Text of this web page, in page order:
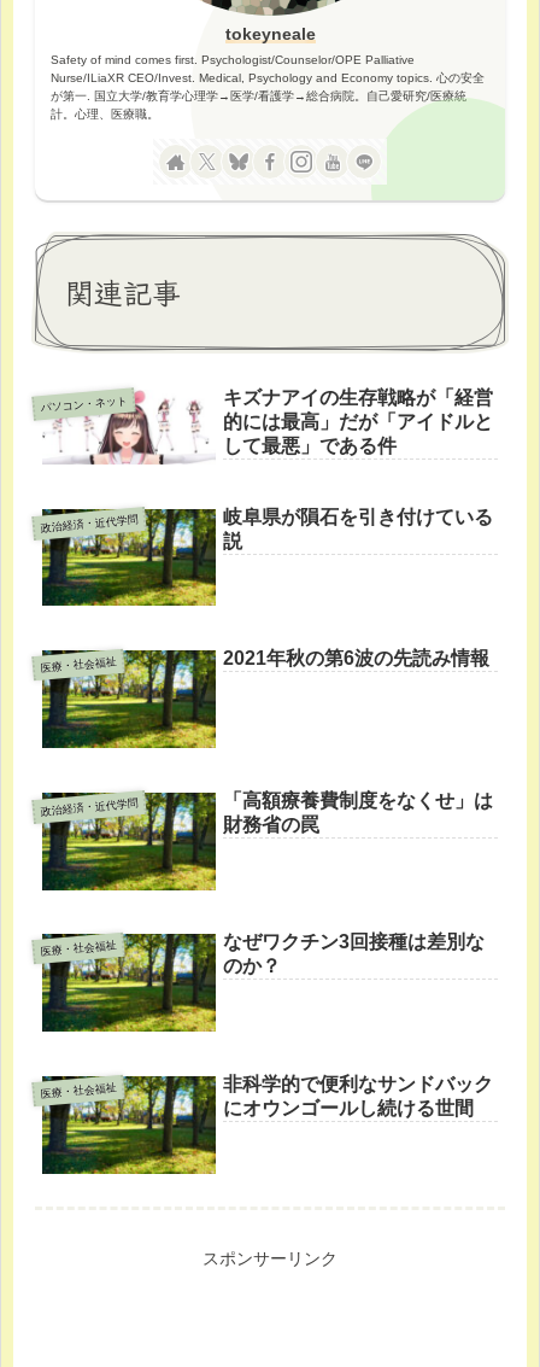
tokeyneale
Safety of mind comes first. Psychologist/Counselor/OPE Palliative
Nurse/ILiaXR CEO/Invest. Medical, Psychology and Economy topics. 心の安全
が第一. 国立大学/教育学心理学→医学/看護学→総合病院。自己愛研究/医療統
計。心理、医療職。
関連記事
パソコン・ネット
キズナアイの生存戦略が「経営
的には最高」だが「アイドルと
して最悪」である件
政治経済・近代学問
岐阜県が隕石を引き付けている
説
医療・社会福祉 2021年秋の第6波の先読み情報
政治経済・近代学問
「高額療養費制度をなくせ」は
財務省の罠
医療・社会福祉
なぜワクチン3回接種は差別な
のか？
医療・社会福祉
非科学的で便利なサンドバック
にオウンゴールし続ける世間
スポンサーリンク